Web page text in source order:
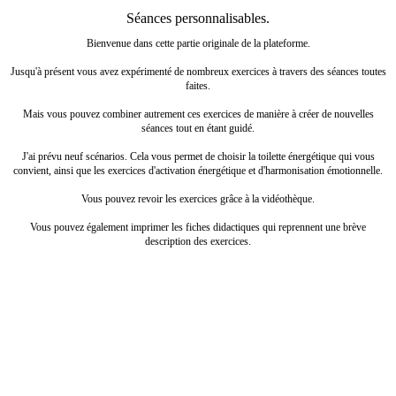
Séances personnalisables.
Bienvenue dans cette partie originale de la plateforme.
Jusqu'à présent vous avez expérimenté de nombreux exercices à travers des séances toutes
faites.
Mais vous pouvez combiner autrement ces exercices de manière à créer de nouvelles
séances tout en étant guidé.
J'ai prévu neuf scénarios. Cela vous permet de choisir la toilette énergétique qui vous
convient, ainsi que les exercices d'activation énergétique et d'harmonisation émotionnelle.
Vous pouvez revoir les exercices grâce à la vidéothèque.
Vous pouvez également imprimer les fiches didactiques qui reprennent une brève
description des exercices.